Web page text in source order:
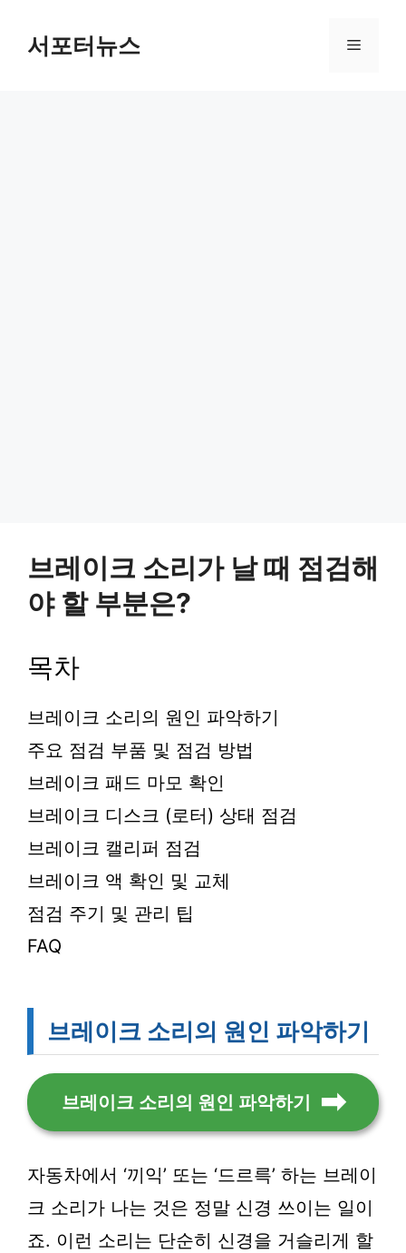
서포터뉴스 메
브레이크 소리가 날 때 점검해
야 할 부분은?
목차
브레이크 소리의 원인 파악하기
주요 점검 부품 및 점검 방법
브레이크 패드 마모 확인
브레이크 디스크 (로터) 상태 점검
브레이크 캘리퍼 점검
브레이크 액 확인 및 교체
점검 주기 및 관리 팁
FAQ
브레이크 소리의 원인 파악하기
브레이크 소리의 원인 파악하기
자동차에서 ‘끼익’ 또는 ‘드르륵’ 하는 브레이
크 소리가 나는 것은 정말 신경 쓰이는 일이
죠. 이런 소리는 단순히 신경을 거슬리게 할